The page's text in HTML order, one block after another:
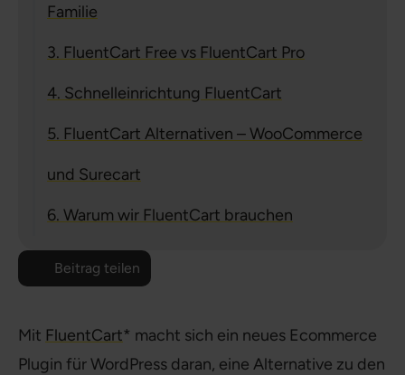
Beitrag teilen
Mit FluentCart* macht sich ein neues Ecommerce
Plugin für WordPress daran, eine Alternative zu den
Familie
3. FluentCart Free vs FluentCart Pro
4. Schnelleinrichtung FluentCart
5. FluentCart Alternativen – WooCommerce
und Surecart
6. Warum wir FluentCart brauchen